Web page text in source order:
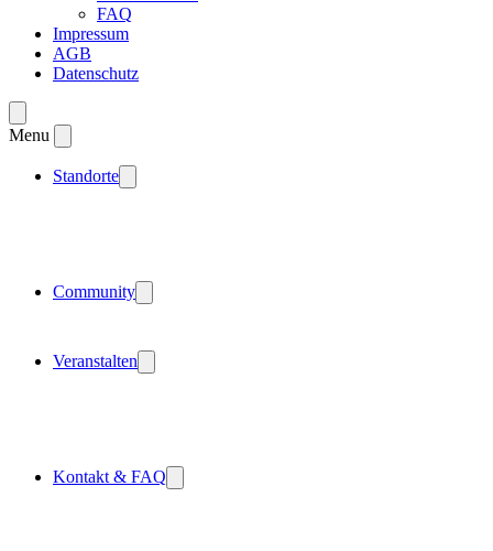
FAQ
Impressum
AGB
Datenschutz
Menu
Standorte
Community
Veranstalten
Kontakt & FAQ